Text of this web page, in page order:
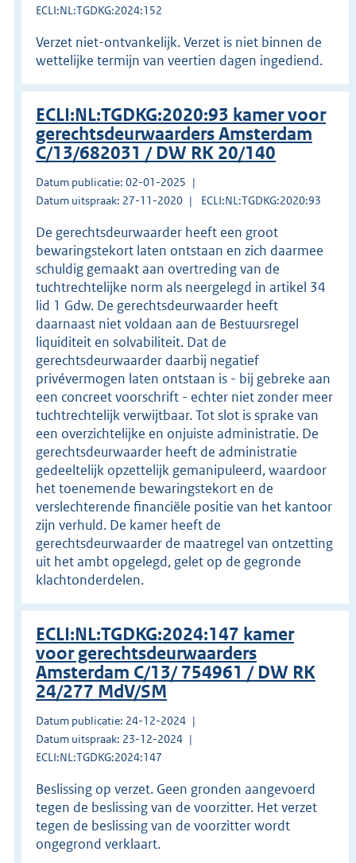
ECLI:NL:TGDKG:2024:152
Verzet niet-ontvankelijk. Verzet is niet binnen de
wettelijke termijn van veertien dagen ingediend.
ECLI:NL:TGDKG:2020:93 kamer voor
gerechtsdeurwaarders Amsterdam
C/13/682031 / DW RK 20/140
Datum publicatie: 02-01-2025
Datum uitspraak: 27-11-2020
ECLI:NL:TGDKG:2020:93
De gerechtsdeurwaarder heeft een groot
bewaringstekort laten ontstaan en zich daarmee
schuldig gemaakt aan overtreding van de
tuchtrechtelijke norm als neergelegd in artikel 34
lid 1 Gdw. De gerechtsdeurwaarder heeft
daarnaast niet voldaan aan de Bestuursregel
liquiditeit en solvabiliteit. Dat de
gerechtsdeurwaarder daarbij negatief
privévermogen laten ontstaan is - bij gebreke aan
een concreet voorschrift - echter niet zonder meer
tuchtrechtelijk verwijtbaar. Tot slot is sprake van
een overzichtelijke en onjuiste administratie. De
gerechtsdeurwaarder heeft de administratie
gedeeltelijk opzettelijk gemanipuleerd, waardoor
het toenemende bewaringstekort en de
verslechterende financiële positie van het kantoor
zijn verhuld. De kamer heeft de
gerechtsdeurwaarder de maatregel van ontzetting
uit het ambt opgelegd, gelet op de gegronde
klachtonderdelen.
ECLI:NL:TGDKG:2024:147 kamer
voor gerechtsdeurwaarders
Amsterdam C/13/ 754961 / DW RK
24/277 MdV/SM
Datum publicatie: 24-12-2024
Datum uitspraak: 23-12-2024
ECLI:NL:TGDKG:2024:147
Beslissing op verzet. Geen gronden aangevoerd
tegen de beslissing van de voorzitter. Het verzet
tegen de beslissing van de voorzitter wordt
ongegrond verklaart.